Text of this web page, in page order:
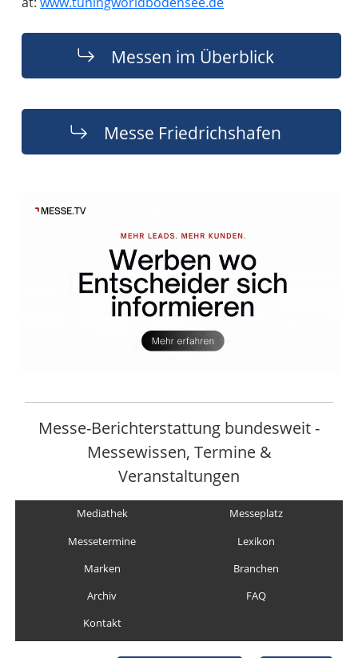
Messen im Überblick
Messe Friedrichshafen
Messe-Berichterstattung bundesweit -
Messewissen, Termine &
Veranstaltungen
Mediathek
Messeplatz
Messetermine
Lexikon
Marken
Branchen
Archiv
FAQ
Kontakt